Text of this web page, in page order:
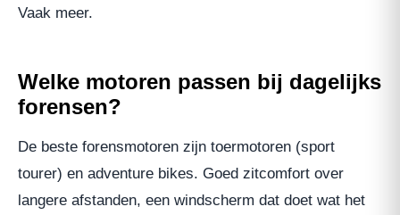
Vaak meer.
Welke motoren passen bij dagelijks
forensen?
De beste forensmotoren zijn toermotoren (sport
tourer) en adventure bikes. Goed zitcomfort over
langere afstanden, een windscherm dat doet wat het